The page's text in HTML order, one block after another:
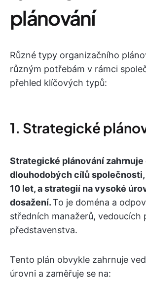
plánování
Různé typy organizačního
různým potřebám v rámci
přehled klíčových typů:
1. Strategické
Strategické plánování
dlouhodobých cílů společnosti,
10 let, a strategií na vysoké
dosažení.To je doména a
středních manažerů, vedoucích
představenstva.
Tento plán obvykle zahrnuje
úrovni a zaměřuje se na: